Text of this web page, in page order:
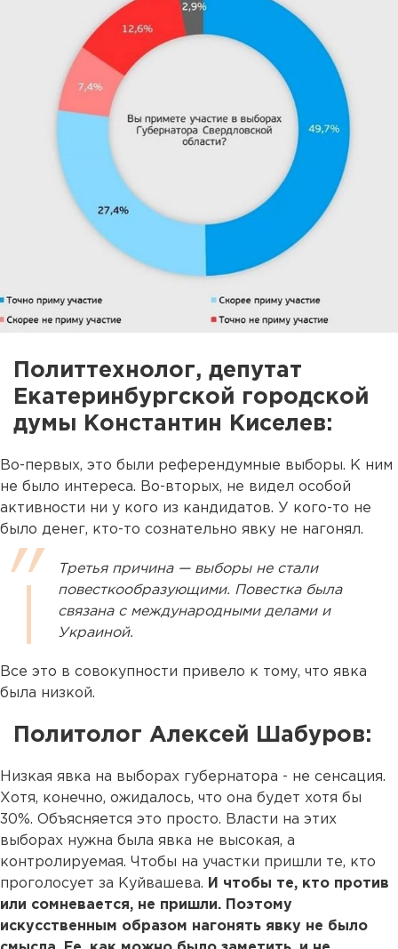
Политтехнолог, депутат
Екатеринбургской городской
думы Константин Киселев:
Во-первых, это были референдумные выборы. К ним
не было интереса. Во-вторых, не видел особой
активности ни у кого из кандидатов. У кого-то не
было денег, кто-то сознательно явку не нагонял.
Третья причина — выборы не стали
повесткообразующими. Повестка была
связана с международными делами и
Украиной.
Все это в совокупности привело к тому, что явка
была низкой.
Политолог Алексей Шабуров:
Низкая явка на выборах губернатора - не сенсация.
Хотя, конечно, ожидалось, что она будет хотя бы
30%. Объясняется это просто. Власти на этих
выборах нужна была явка не высокая, а
контролируемая. Чтобы на участки пришли те, кто
проголосует за Куйвашева. И чтобы те, кто против
или сомневается, не пришли. Поэтому
искусственным образом нагонять явку не было